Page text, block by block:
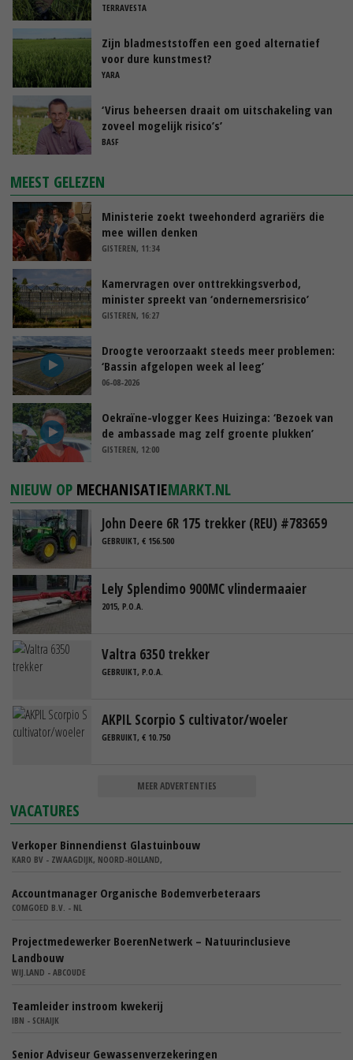
TERRAVESTA
Zijn bladmeststoffen een goed alternatief
voor dure kunstmest?
YARA
‘Virus beheersen draait om uitschakeling van
zoveel mogelijk risico’s’
BASF
MEEST GELEZEN
Ministerie zoekt tweehonderd agrariërs die
mee willen denken
GISTEREN, 11:34
Kamervragen over onttrekkingsverbod,
minister spreekt van ‘ondernemersrisico’
GISTEREN, 16:27
Droogte veroorzaakt steeds meer problemen:
‘Bassin afgelopen week al leeg’
06-08-2026
Oekraïne-vlogger Kees Huizinga: ‘Bezoek van
de ambassade mag zelf groente plukken’
GISTEREN, 12:00
NIEUW OP MECHANISATIEMARKT.NL
John Deere 6R 175 trekker (REU) #783659
GEBRUIKT, € 156.500
Lely Splendimo 900MC vlindermaaier
2015, P.O.A.
Valtra 6350 trekker
GEBRUIKT, P.O.A.
AKPIL Scorpio S cultivator/woeler
GEBRUIKT, € 10.750
MEER ADVERTENTIES
VACATURES
Verkoper Binnendienst Glastuinbouw
KARO BV - ZWAAGDIJK, NOORD-HOLLAND,
Accountmanager Organische Bodemverbeteraars
COMGOED B.V. - NL
Projectmedewerker BoerenNetwerk – Natuurinclusieve
Landbouw
WIJ.LAND - ABCOUDE
Teamleider instroom kwekerij
IBN - SCHAIJK
Senior Adviseur Gewassenverzekeringen